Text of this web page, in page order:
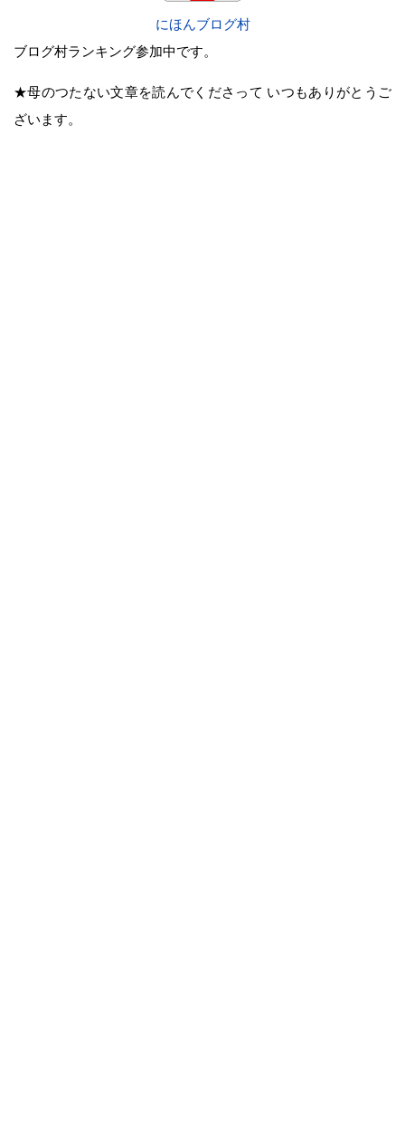
にほんブログ村
ブログ村ランキング参加中です。
★母のつたない文章を読んでくださって いつもありがとうご
ざいます。